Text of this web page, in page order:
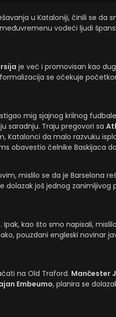
u Kataloniji, činili se da
vodeći ljudi
je već i promovisan kao
se očekuje
mig sjajnog krilnog
saradnju. Traju pregovori sa
Katalonci da malo razvuku
obavestio čelnike Baskijaca
mislilo se da je Barselona
dolazak još jednog zanimljivog
kao što smo napisali,
pouzdani engleski novinar
na Old Traford. Mančester
Embeumo, planira se